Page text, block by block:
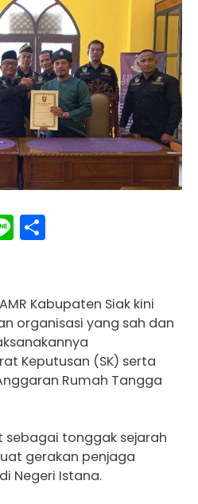
Line
Kabupaten Siak kini
organisasi yang sah dan
Keputusan (SK) serta
Rumah Tangga
tonggak sejarah
gerakan penjaga
Negeri Istana.